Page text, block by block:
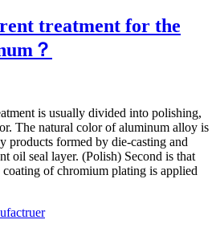
treatment for the
？
is usually divided into polishing,
The natural color of aluminum alloy is
products formed by die-casting and
oil seal layer. (Polish) Second is that
of chromium plating is applied